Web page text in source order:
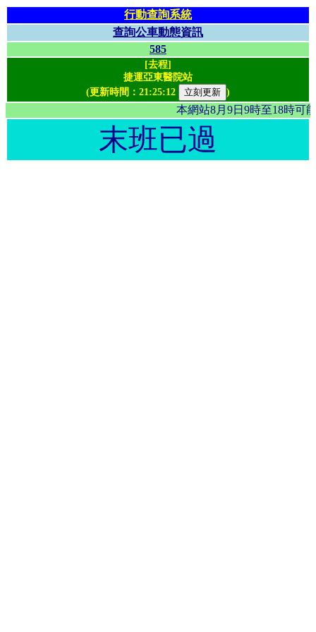
行動查詢系統
查詢公車動態資訊
585
[去程]
捷運亞東醫院站
(更新時間： 21:25:12 )
本網站8月9日9時至18
末班已過